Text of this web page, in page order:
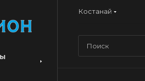
Костанай